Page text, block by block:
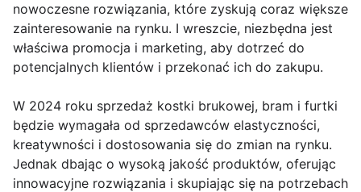
nowoczesne rozwiązania, które zyskują coraz większe
zainteresowanie na rynku. I wreszcie, niezbędna jest
właściwa promocja i marketing, aby dotrzeć do
potencjalnych klientów i przekonać ich do zakupu.
W 2024 roku sprzedaż kostki brukowej, bram i furtki
będzie wymagała od sprzedawców elastyczności,
kreatywności i dostosowania się do zmian na rynku.
Jednak dbając o wysoką jakość produktów, oferując
innowacyjne rozwiązania i skupiając się na potrzebach